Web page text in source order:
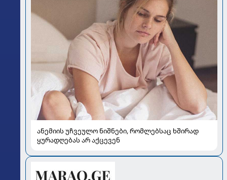
ანემიის უჩვეულო ნიშნები, რომლებსაც ხშირად
ყურადღებას არ აქცევენ